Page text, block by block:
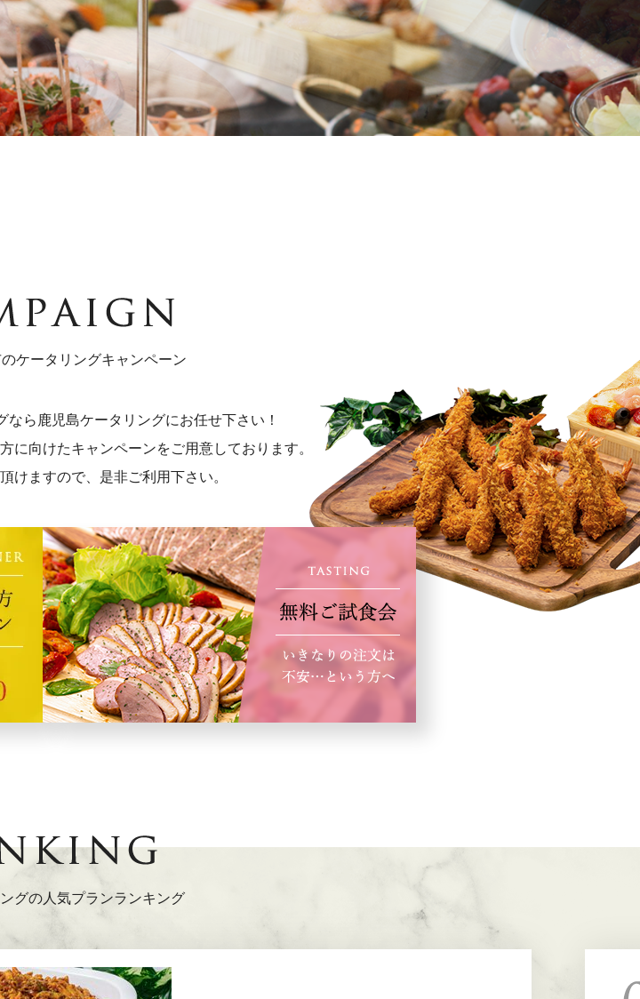
ケータリングキャンペーン
なら 鹿児島ケータリングにお任せ下さい！
に向けたキャンペーンをご用意しております。
けますので、是非ご利用下さい。
グの人気プランランキング